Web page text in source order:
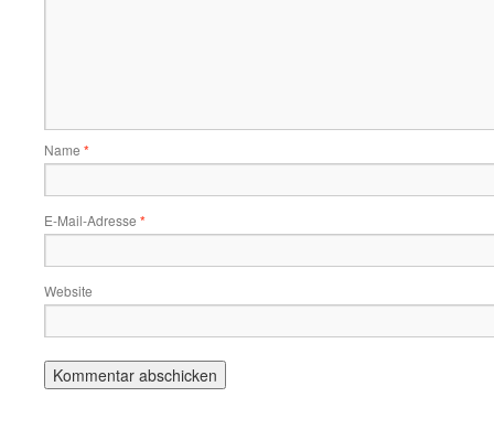
Name *
E-Mail-Adresse *
Website